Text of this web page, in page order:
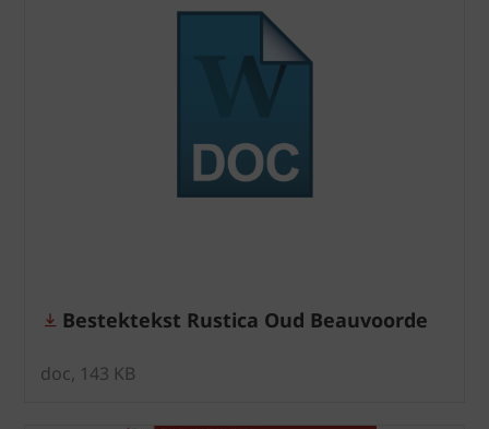
Bestektekst Rustica Oud Beauvoorde
doc, 143 KB